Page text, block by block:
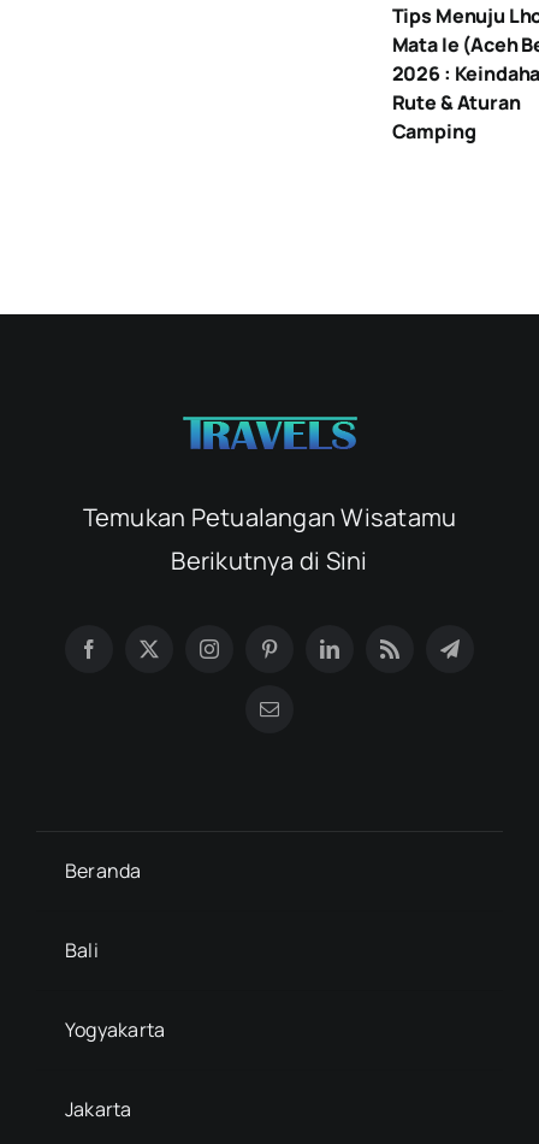
Tips Menuju
Mata Ie (Aceh
2026 :
Rute & Aturan
Camping
Temukan Petualangan Wisatamu
Berikutnya di Sini
Beranda
Bali
Yogyakarta
Jakarta